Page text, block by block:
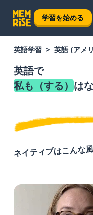
学習を始める
英語学習 英語 (アメ
英語で
私も（する）は
ネイティブはこんな